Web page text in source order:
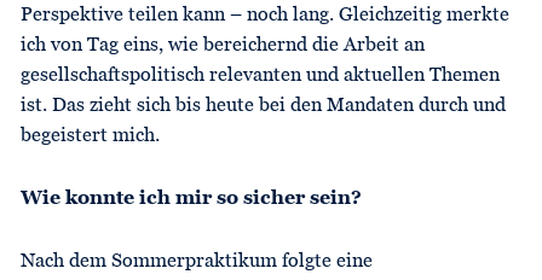
Perspektive teilen kann – noch lang. Gleichzeitig merkte
ich von Tag eins, wie bereichernd die Arbeit an
gesellschaftspolitisch relevanten und aktuellen Themen
ist. Das zieht sich bis heute bei den Mandaten durch und
begeistert mich.
Wie konnte ich mir so sicher sein?
Nach dem Sommerpraktikum folgte eine